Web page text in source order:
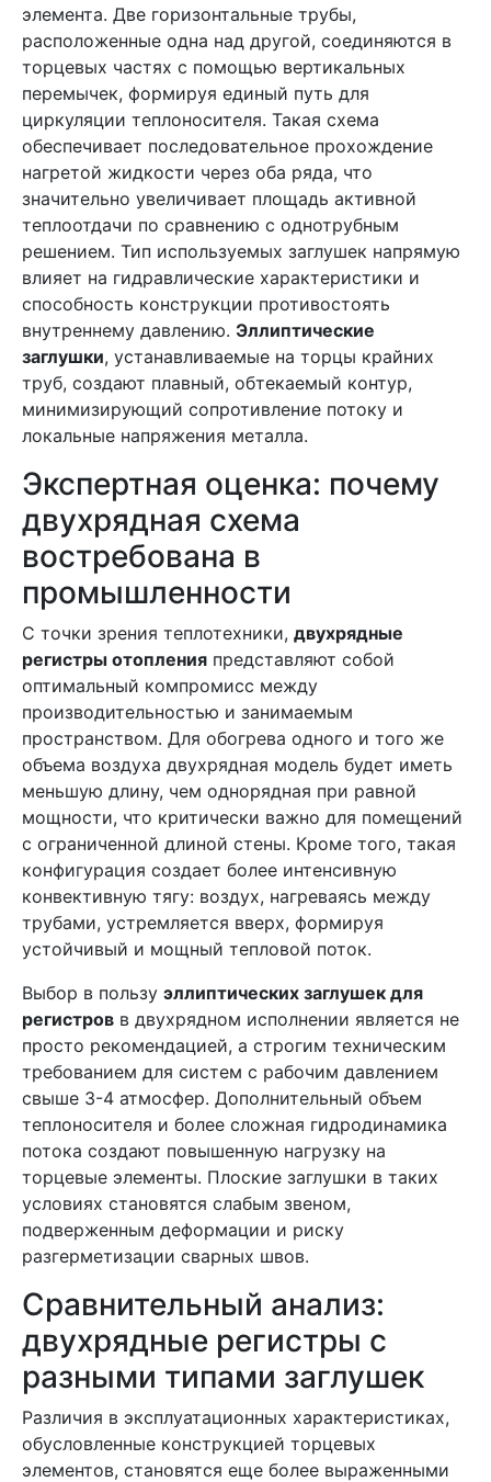
элемента. Две горизонтальные трубы,
расположенные одна над другой, соединяются в
торцевых частях с помощью вертикальных
перемычек, формируя единый путь для
циркуляции теплоносителя. Такая схема
обеспечивает последовательное прохождение
нагретой жидкости через оба ряда, что
значительно увеличивает площадь активной
теплоотдачи по сравнению с однотрубным
решением. Тип используемых заглушек напрямую
влияет на гидравлические характеристики и
способность конструкции противостоять
внутреннему давлению. Эллиптические
заглушки, устанавливаемые на торцы крайних
труб, создают плавный, обтекаемый контур,
минимизирующий сопротивление потоку и
локальные напряжения металла.
Экспертная оценка: почему
двухрядная схема
востребована в
промышленности
С точки зрения теплотехники, двухрядные
регистры отопления представляют собой
оптимальный компромисс между
производительностью и занимаемым
пространством. Для обогрева одного и того же
объема воздуха двухрядная модель будет иметь
меньшую длину, чем однорядная при равной
мощности, что критически важно для помещений
с ограниченной длиной стены. Кроме того, такая
конфигурация создает более интенсивную
конвективную тягу: воздух, нагреваясь между
трубами, устремляется вверх, формируя
устойчивый и мощный тепловой поток.
Выбор в пользу эллиптических заглушек для
регистров в двухрядном исполнении является не
просто рекомендацией, а строгим техническим
требованием для систем с рабочим давлением
свыше 3-4 атмосфер. Дополнительный объем
теплоносителя и более сложная гидродинамика
потока создают повышенную нагрузку на
торцевые элементы. Плоские заглушки в таких
условиях становятся слабым звеном,
подверженным деформации и риску
разгерметизации сварных швов.
Сравнительный анализ:
двухрядные регистры с
разными типами заглушек
Различия в эксплуатационных характеристиках,
обусловленные конструкцией торцевых
элементов, становятся еще более выраженными